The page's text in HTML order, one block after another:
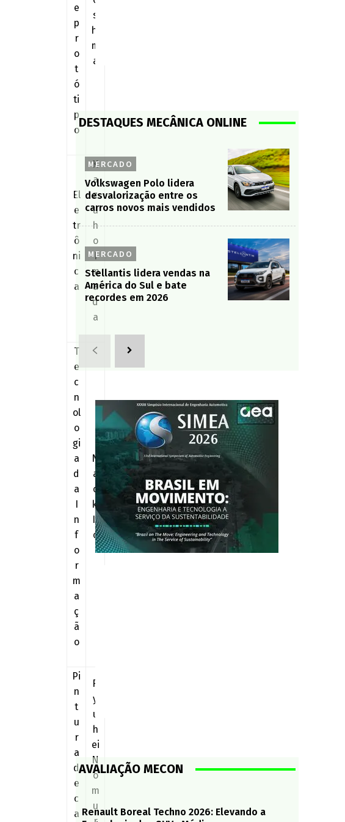
e
p
r
o
t
ó
ti
p
o
s
hi
m
a
El
e
tr
ô
ni
c
a
K
a
z
u
h
o
I
m
a
d
a
T
e
c
n
ol
o
gi
a
d
a
I
n
f
o
r
m
a
ç
ã
o
N
a
o
ki
It
o
Pi
n
t
u
r
a
d
e
c
a
R
y
u
h
ei
N
o
m
u
DESTAQUES MECÂNICA ONLINE
MERCADO
Volkswagen Polo lidera
desvalorização entre os
carros novos mais vendidos
MERCADO
Stellantis lidera vendas na
América do Sul e bate
recordes em 2026
AVALIAÇÃO MECON
Renault Boreal Techno 2026: Elevando a